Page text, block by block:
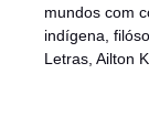
mundos com
indígena,
Letras, Ailton